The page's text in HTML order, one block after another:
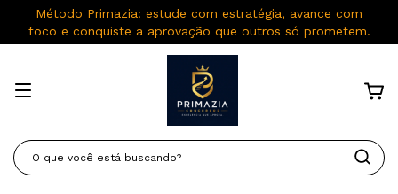
Método Primazia: estude com estratégia, avance com
foco e conquiste a aprovação que outros só prometem.